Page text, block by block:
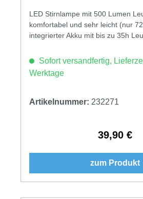
LED Stirnlampe mit 500 Lumen
komfortabel und sehr leicht (nur
integrierter Akku mit bis zu 35h
Sofort versandfertig,
Werktage
Artikelnummer: 232271
Regulärer
39,90 €
zum Produkt